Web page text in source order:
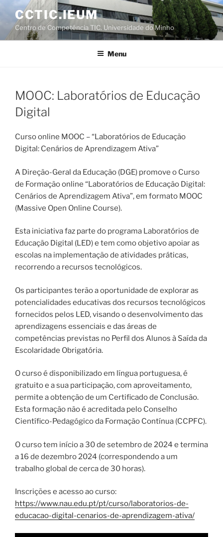
Saltar
conteúdo
CCTIC.IEUM
Centro de Competência TIC. Universidade do Minho
Menu
MOOC: Laboratórios de Educação
Digital
Curso online MOOC – “Laboratórios de Educação
Digital: Cenários de Aprendizagem Ativa”
A Direção-Geral da Educação (DGE) promove o Curso
de Formação online “Laboratórios de Educação Digital:
Cenários de Aprendizagem Ativa”, em formato MOOC
(Massive Open Online Course).
Esta iniciativa faz parte do programa Laboratórios de
Educação Digital (LED) e tem como objetivo apoiar as
escolas na implementação de atividades práticas,
recorrendo a recursos tecnológicos.
Os participantes terão a oportunidade de explorar as
potencialidades educativas dos recursos tecnológicos
fornecidos pelos LED, visando o desenvolvimento das
aprendizagens essenciais e das áreas de
competências previstas no Perfil dos Alunos à Saída da
Escolaridade Obrigatória.
O curso é disponibilizado em língua portuguesa, é
gratuito e a sua participação, com aproveitamento,
permite a obtenção de um Certificado de Conclusão.
Esta formação não é acreditada pelo Conselho
Científico-Pedagógico da Formação Contínua (CCPFC).
O curso tem início a 30 de setembro de 2024 e termina
a 16 de dezembro 2024 (correspondendo a um
trabalho global de cerca de 30 horas).
Inscrições e acesso ao curso:
https://www.nau.edu.pt/pt/curso/laboratorios-de-
educacao-digital-cenarios-de-aprendizagem-ativa/